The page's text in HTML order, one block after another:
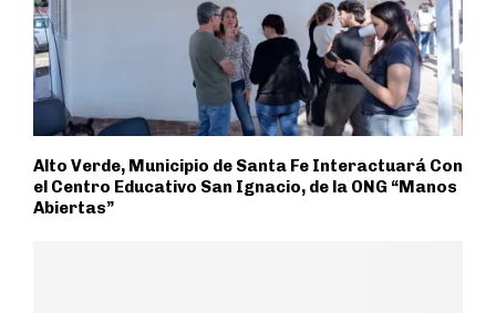
Alto Verde, Municipio de Santa Fe Interactuará Con
el Centro Educativo San Ignacio, de la ONG “Manos
Abiertas”